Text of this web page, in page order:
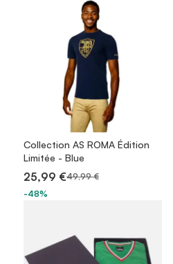
Collection AS ROMA Édition
Limitée - Blue
25,99 €49,99 €
-48%